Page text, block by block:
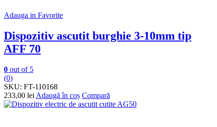
Adauga in Favorite
Dispozitiv ascutit burghie 3-10mm tip
AFF 70
0 out of 5
(0)
SKU: FT-110168
233,00 lei Adaugă în coș Compară